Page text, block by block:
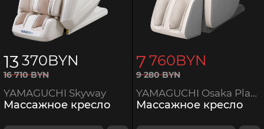
13 370BYN
16 710BYN
YAMAGUCHI Skyway
Массажное кресло
7 760BYN
9 280BYN
YAMAGUCHI Osaka Platinum
Массажное кресло